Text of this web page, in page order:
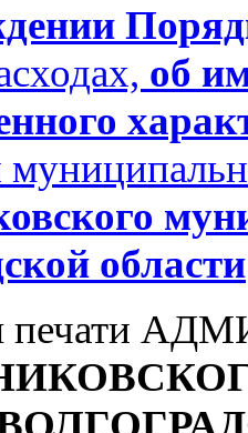
об
области
печати